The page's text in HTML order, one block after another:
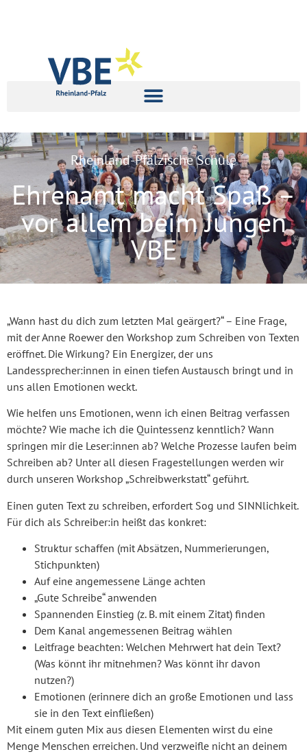
Rheinland-Pfälzische Schule
Ehrenamt macht Spaß –
vor allem beim Jungen
VBE
„Wann hast du dich zum letzten Mal geärgert?“ – Eine Frage,
mit der Anne Roewer den Workshop zum Schreiben von Texten
eröffnet. Die Wirkung? Ein Energizer, der uns
Landessprecher:innen in einen tiefen Austausch bringt und in
uns allen Emotionen weckt.
Wie helfen uns Emotionen, wenn ich einen Beitrag verfassen
möchte? Wie mache ich die Quintessenz kenntlich? Wann
springen mir die Leser:innen ab? Welche Prozesse laufen beim
Schreiben ab? Unter all diesen Fragestellungen werden wir
durch unseren Workshop „Schreibwerkstatt“ geführt.
Einen guten Text zu schreiben, erfordert Sog und SINNlichkeit.
Für dich als Schreiber:in heißt das konkret:
Struktur schaffen (mit Absätzen, Nummerierungen,
Stichpunkten)
Auf eine angemessene Länge achten
„Gute Schreibe“ anwenden
Spannenden Einstieg (z. B. mit einem Zitat) finden
Dem Kanal angemessenen Beitrag wählen
Leitfrage beachten: Welchen Mehrwert hat dein Text?
(Was könnt ihr mitnehmen? Was könnt ihr davon
nutzen?)
Emotionen (erinnere dich an große Emotionen und lass
sie in den Text einfließen)
Mit einem guten Mix aus diesen Elementen wirst du eine
Menge Menschen erreichen. Und verzweifle nicht an deinem